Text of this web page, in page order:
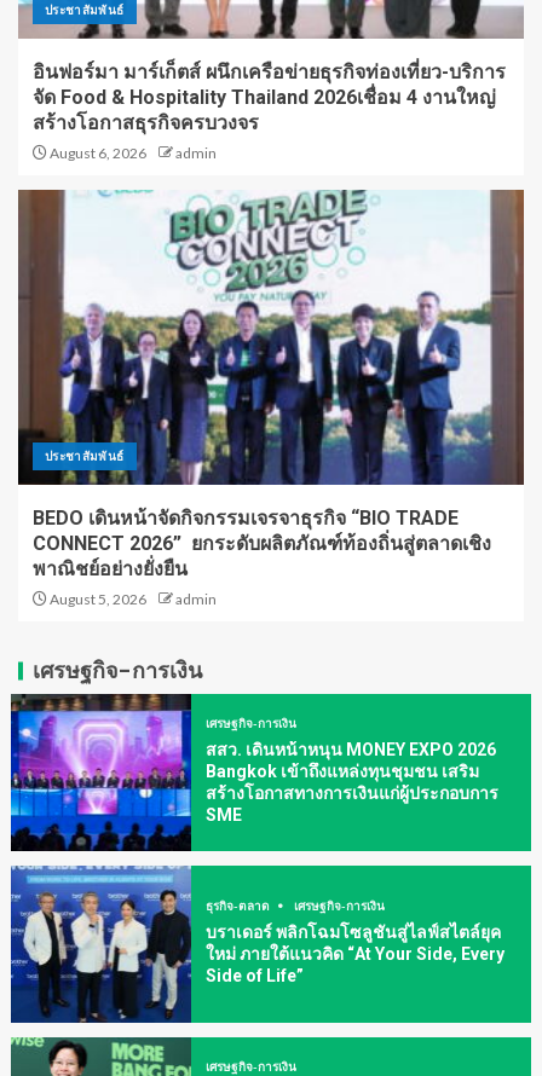
ประชาสัมพันธ์
อินฟอร์มา มาร์เก็ตส์ ผนึกเครือข่ายธุรกิจท่องเที่ยว-บริการ
จัด Food & Hospitality Thailand 2026เชื่อม 4 งานใหญ่
สร้างโอกาสธุรกิจครบวงจร
August 6, 2026 admin
ประชาสัมพันธ์
BEDO เดินหน้าจัดกิจกรรมเจรจาธุรกิจ “BIO TRADE
CONNECT 2026” ยกระดับผลิตภัณฑ์ท้องถิ่นสู่ตลาดเชิง
พาณิชย์อย่างยั่งยืน
August 5, 2026 admin
เศรษฐกิจ-การเงิน
เศรษฐกิจ-การเงิน
สสว. เดินหน้าหนุน MONEY EXPO 2026
Bangkok เข้าถึงแหล่งทุนชุมชน เสริม
สร้างโอกาสทางการเงินแก่ผู้ประกอบการ
SME
ธุรกิจ-ตลาด เศรษฐกิจ-การเงิน
บราเดอร์ พลิกโฉมโซลูชันสู่ไลฟ์สไตล์ยุค
ใหม่ ภายใต้แนวคิด “At Your Side, Every
Side of Life”
เศรษฐกิจ-การเงิน